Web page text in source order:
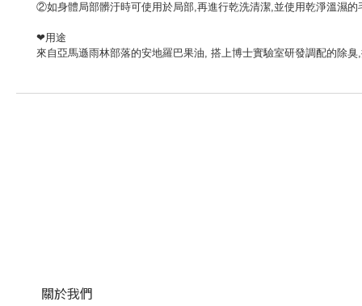
②如身體局部髒汙時可使用於局部,再進行乾洗清潔,並使用乾淨溫濕
❤用途
來自亞馬遜雨林部落的安地羅巴果油, 搭上博士實驗室研發調配的除
關於我們